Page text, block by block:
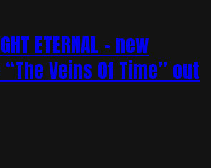
ETERNAL – new
Veins Of Time” out